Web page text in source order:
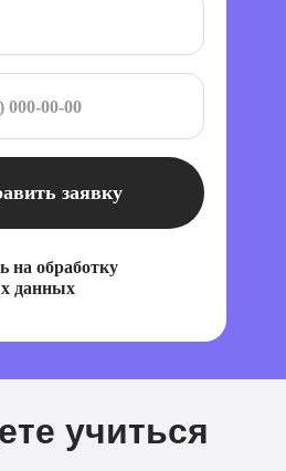
заявку
на обработку
данных
учиться